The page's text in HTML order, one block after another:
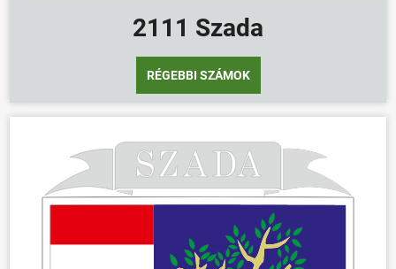
2111 Szada
RÉGEBBI SZÁMOK